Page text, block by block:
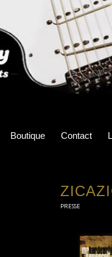
Boutique Contact
PRESSE